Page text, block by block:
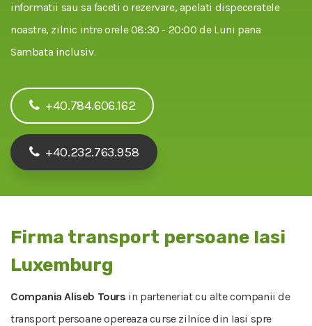
informatii sau sa faceti o rezervare, apelati dispeceratele
noastre, zilnic intre orele 08:30 - 20:00 de Luni pana
Sambata inclusiv.
+40.784.606.162
+40.232.763.958
Firma transport persoane Iasi
Luxemburg
Compania Aliseb Tours in parteneriat cu alte companii de
transport persoane opereaza curse zilnice din Iasi spre